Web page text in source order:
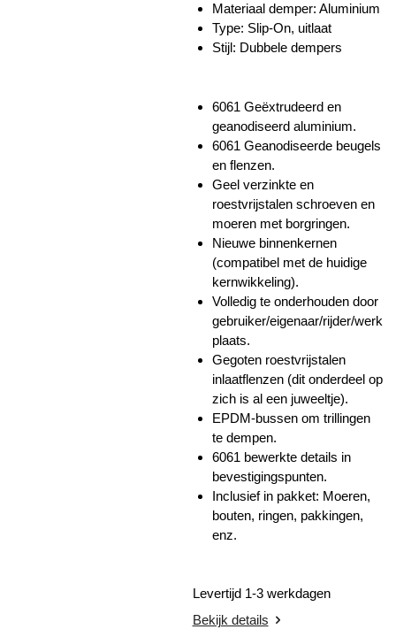
Materiaal demper: Aluminium
Type: Slip-On, uitlaat
Stijl: Dubbele dempers
6061 Geëxtrudeerd en
geanodiseerd aluminium.
6061 Geanodiseerde beugels
en flenzen.
Geel verzinkte en
roestvrijstalen schroeven en
moeren met borgringen.
Nieuwe binnenkernen
(compatibel met de huidige
kernwikkeling).
Volledig te onderhouden door
gebruiker/eigenaar/rijder/werk
plaats.
Gegoten roestvrijstalen
inlaatflenzen (dit onderdeel op
zich is al een juweeltje).
EPDM-bussen om trillingen
te dempen.
6061 bewerkte details in
bevestigingspunten.
Inclusief in pakket: Moeren,
bouten, ringen, pakkingen,
enz.
Levertijd 1-3 werkdagen
Bekijk details